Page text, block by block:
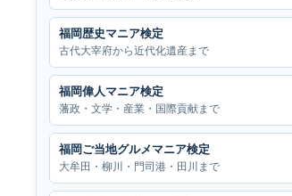
福岡歴史マニア検定
古代大宰府から近代化遺産まで
福岡偉人マニア検定
藩政・文学・産業・国際貢献まで
福岡ご当地グルメマニア検定
大牟田・柳川・門司港・田川まで